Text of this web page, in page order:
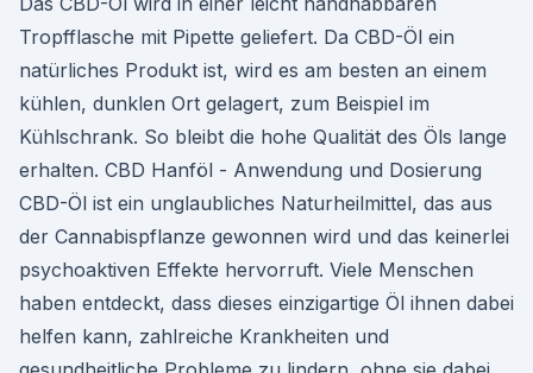
Tropfflasche mit Pipette geliefert. Da CBD-Öl ein
natürliches Produkt ist, wird es am besten an einem
kühlen, dunklen Ort gelagert, zum Beispiel im
Kühlschrank. So bleibt die hohe Qualität des Öls lange
erhalten. CBD Hanföl - Anwendung und Dosierung
CBD-Öl ist ein unglaubliches Naturheilmittel, das aus
der Cannabispflanze gewonnen wird und das keinerlei
psychoaktiven Effekte hervorruft. Viele Menschen
haben entdeckt, dass dieses einzigartige Öl ihnen dabei
helfen kann, zahlreiche Krankheiten und